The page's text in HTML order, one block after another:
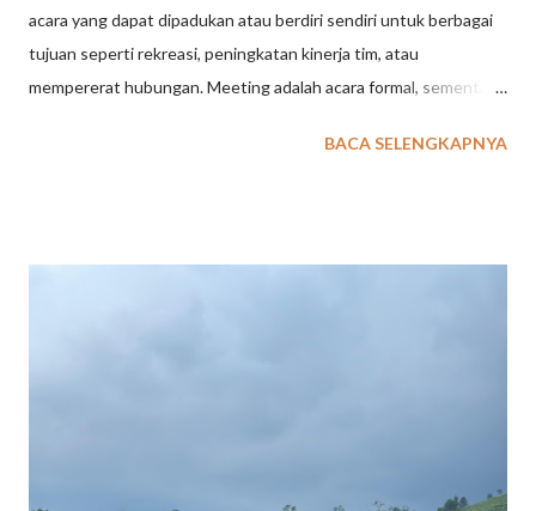
acara yang dapat dipadukan atau berdiri sendiri untuk berbagai
tujuan seperti rekreasi, peningkatan kinerja tim, atau
mempererat hubungan. Meeting adalah acara formal, sementara
dan outbound untuk pelatihan melalui tantangan dan simulasi.
suasana yang akrab. Outbound : Kegiatan yang dirancang untuk
BACA SELENGKAPNYA